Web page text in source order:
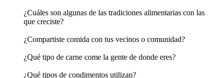
¿Cuáles son algunas de las tradiciones alimentarias con las
que creciste?
¿Compartiste comida con tus vecinos o comunidad?
¿Qué tipo de carne come la gente de donde eres?
¿Qué tipos de condimentos utilizan?